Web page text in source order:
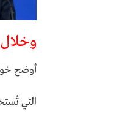
أوضح
التي